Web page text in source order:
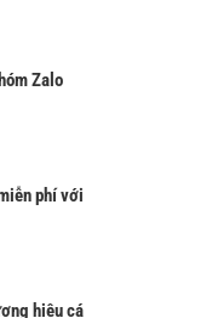
Zalo
phí với
hiệu cá